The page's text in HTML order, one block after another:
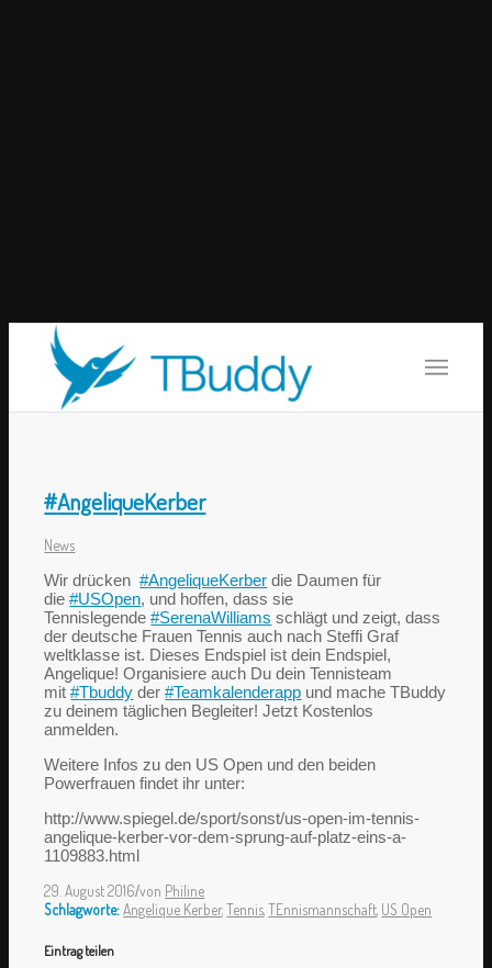
#AngeliqueKerber
News
Wir drücken#AngeliqueKerber die Daumen für
die#USOpen, und hoffen, dass sie
Tennislegende#SerenaWilliams schlägt und zeigt, dass
der deutsche Frauen Tennis auch nach Steffi Graf
weltklasse ist. Dieses Endspiel ist dein Endspiel,
Angelique! Organisiere auch Du dein Tennisteam
mit#Tbuddy der#Teamkalenderapp und mache TBuddy
zu deinem täglichen Begleiter! Jetzt Kostenlos
anmelden.
Weitere Infos zu den US Open und den beiden
Powerfrauen findet ihr unter:
http://www.spiegel.de/sport/sonst/us-open-im-tennis-
angelique-kerber-vor-dem-sprung-auf-platz-eins-a-
1109883.html
29. August 2016/von Philine
Schlagworte: Angelique Kerber,Tennis,TEnnismannschaft, US Open
Eintrag teilen